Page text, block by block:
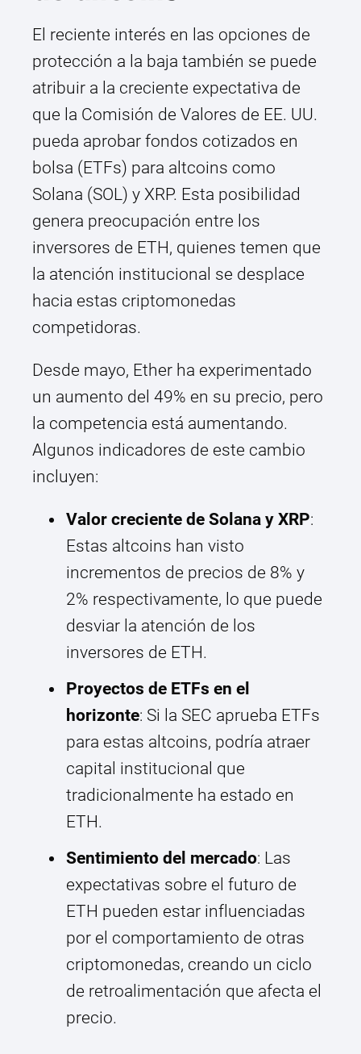
El reciente interés en las opciones de
protección a la baja también se puede
atribuir a la creciente expectativa de
que la Comisión de Valores de EE. UU.
pueda aprobar fondos cotizados en
bolsa (ETFs) para altcoins como
Solana (SOL) y XRP. Esta posibilidad
genera preocupación entre los
inversores de ETH, quienes temen que
la atención institucional se desplace
hacia estas criptomonedas
competidoras.
Desde mayo, Ether ha experimentado
un aumento del 49% en su precio, pero
la competencia está aumentando.
Algunos indicadores de este cambio
incluyen:
Valor creciente de Solana y XRP:
Estas altcoins han visto
incrementos de precios de 8% y
2% respectivamente, lo que puede
desviar la atención de los
inversores de ETH.
Proyectos de ETFs en el
horizonte: Si la SEC aprueba ETFs
para estas altcoins, podría atraer
capital institucional que
tradicionalmente ha estado en
ETH.
Sentimiento del mercado: Las
expectativas sobre el futuro de
ETH pueden estar influenciadas
por el comportamiento de otras
criptomonedas, creando un ciclo
de retroalimentación que afecta el
precio.